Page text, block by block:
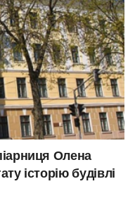
Олена
історію будівлі